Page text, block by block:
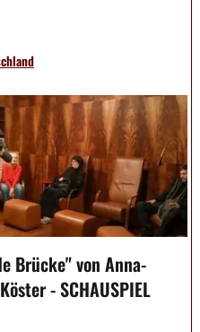
Brücke" von Anna-
- SCHAUSPIEL